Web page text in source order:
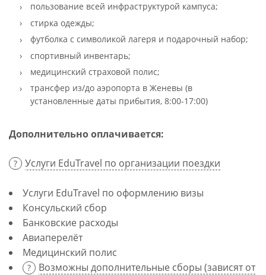
пользование всей инфраструктурой кампуса;
стирка одежды;
футболка с символикой лагеря и подарочный набор;
спортивный инвентарь;
медицинский страховой полис;
трансфер из/до аэропорта в Женевы (в
установленные даты прибытия, 8:00-17:00)
Дополнительно оплачивается:
Услуги EduTravel по организации поездки
Услуги EduTravel по оформлению визы
Консульский сбор
Банковские расходы
Авиаперелёт
Медицинский полис
Возможны дополнительные сборы (зависят от